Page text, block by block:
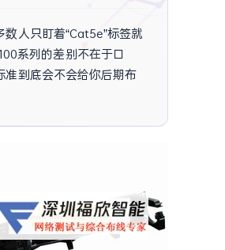
人只盯着“Cat5e”标签就
系列的差别不在于口
到底会不会给你后期布